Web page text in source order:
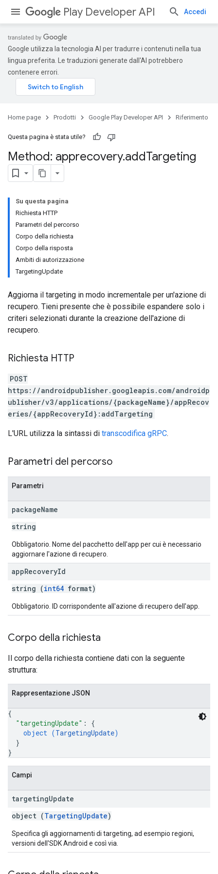
Play Developer API Accedi
Google utilizza la tecnologia AI per tradurre i contenuti nella tua
lingua preferita. Le traduzioni generate dall'AI potrebbero
contenere errori.
Home page Prodotti Google Play Developer API Riferimento
Questa pagina è stata utile?
Method: apprecovery.addTargeting
Su questa pagina
Richiesta HTTP
Parametri del percorso
Corpo della richiesta
Corpo della risposta
Ambiti di autorizzazione
TargetingUpdate
Aggiorna il targeting in modo incrementale per un'azione di
recupero. Tieni presente che è possibile espandere solo i
criteri selezionati durante la creazione dell'azione di
recupero.
Richiesta HTTP
POST
https://androidpublisher.googleapis.com/androidp
ublisher/v3/applications/{packageName}/appRecov
eries/{appRecoveryId}:addTargeting
L'URL utilizza la sintassi di transcodifica gRPC.
Parametri del percorso
Parametri
packageName
string
Obbligatorio. Nome del pacchetto dell'app per cui è necessario
aggiornare l'azione di recupero.
appRecoveryId
string (int64 format)
Obbligatorio. ID corrispondente all'azione di recupero dell'app.
Corpo della richiesta
Il corpo della richiesta contiene dati con la seguente
struttura:
Rappresentazione JSON
{
"targetingUpdate" : {
object (TargetingUpdate)
}
}
Campi
targetingUpdate
object (TargetingUpdate)
Specifica gli aggiornamenti di targeting, ad esempio regioni,
versioni dell'SDK Android e così via.